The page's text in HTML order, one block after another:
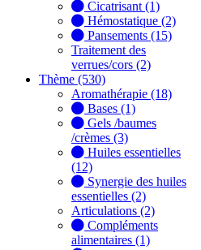
Cicatrisant (1)
Hémostatique (2)
Pansements (15)
Traitement des
verrues/cors (2)
Thème (530)
Aromathérapie (18)
Bases (1)
Gels /baumes
/crèmes (3)
Huiles essentielles
(12)
Synergie des huiles
essentielles (2)
Articulations (2)
Compléments
alimentaires (1)